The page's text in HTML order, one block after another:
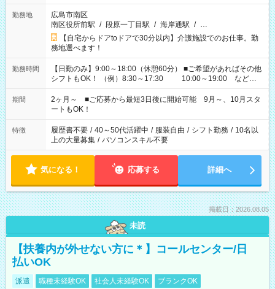
勤務地
広島市南区
南区役所前駅 / 段原一丁目駅 / 海岸通駅 / …
【自宅からドアtoドアで30分以内】介護施設でのお仕事。勤
務地選べます！
勤務時間
【日勤のみ】9:00～18:00（休憩60分） ■ご希望があればその他
シフトもOK！ （例）8:30～17:30 10:00～19:00 など
「家族とお休みを合わせたい」 「できれば残業はしたくない」
など、あなたのご希望に沿ったお仕事をご紹介します！ ※Wワ
ーク希望の方へ 今ご覧のお仕事で希望する勤務時間と、もう1つ
のお仕事の勤務時間。 合計で週40時間を超える場合は応募でき
ません
期間
2ヶ月～ ■ご応募から最短3日後に開始可能 9月～、10月スタ
ートもOK！
特徴 履歴書不要 / 40～50代活躍中 / 服装自由 / シフト勤務 / 10名以
上の大量募集 / パソコンスキル不要
気になる！ 応募する 詳細へ
掲載日：2026.08.05
未読
【扶養内が外せない方に＊】コールセンター/日
払いOK
派遣 職種未経験OK 社会人未経験OK
ブランクOK